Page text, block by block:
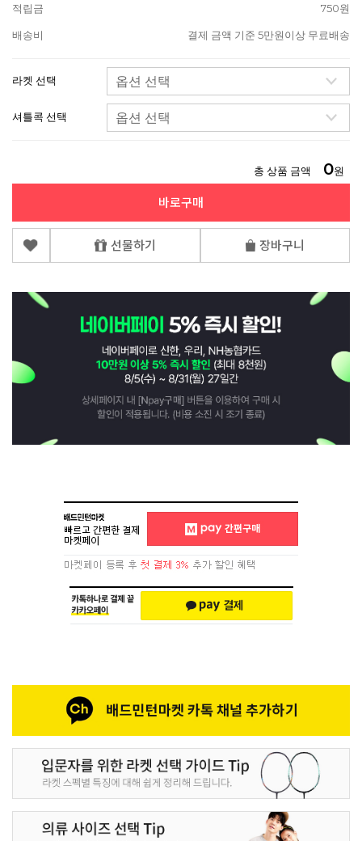
적립금
750원
배송비 결제 금액 기준 5만원이상 무료배송
라켓 선택
셔틀콕 선택
총 상품 금액 0원
바로구매
선물하기 장바구니